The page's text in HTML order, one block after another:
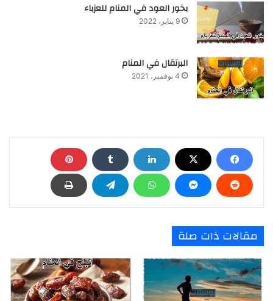
بخور العود في المنام للعزباء
9 يناير، 2022
البرتقال في المنام
4 نوفمبر، 2021
مقالات ذات صلة